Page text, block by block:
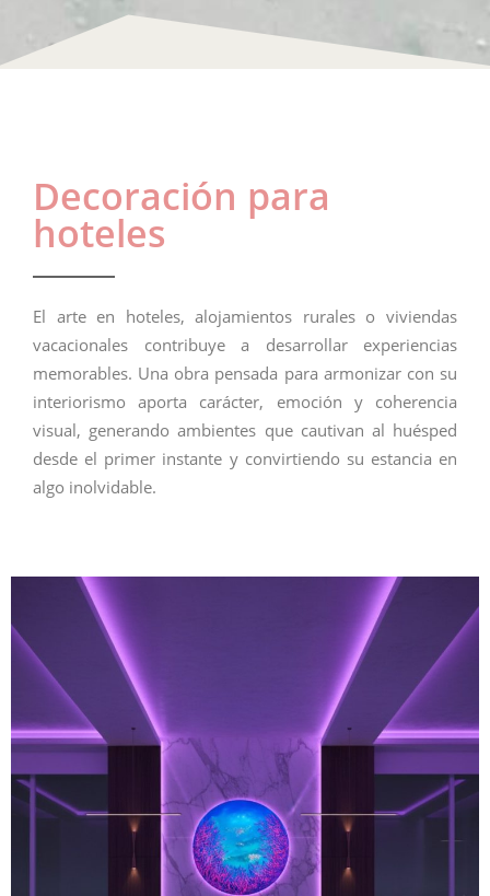
Decoración para
hoteles
El arte en hoteles, alojamientos rurales o viviendas
vacacionales contribuye a desarrollar experiencias
memorables. Una obra pensada para armonizar con su
interiorismo aporta carácter, emoción y coherencia
visual, generando ambientes que cautivan al huésped
desde el primer instante y convirtiendo su estancia en
algo inolvidable.